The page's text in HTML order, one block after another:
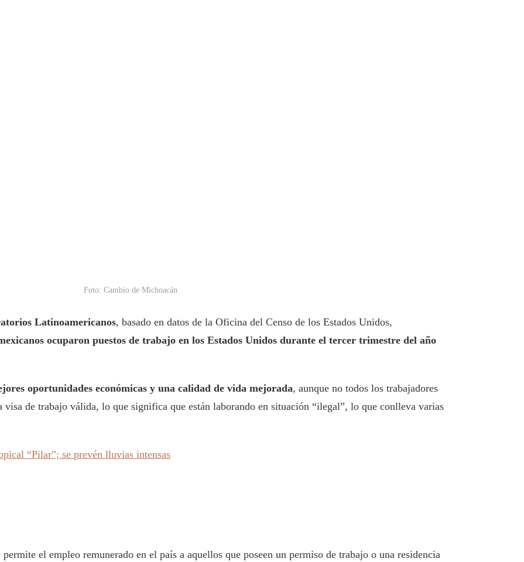
Foto: Cambio de Michoacán
Latinoamericanos, basado en datos de la Oficina del Censo de los Estados Unidos,
ocuparon puestos de trabajo en los Estados Unidos durante el tercer trimestre del año
oportunidades económicas y una calidad de vida mejorada, aunque no todos los trabajadores
visa de trabajo válida, lo que significa que están laborando en situación “ilegal”, lo que conlleva varias
“Pilar”; se prevén lluvias intensas
el empleo remunerado en el país a aquellos que poseen un permiso de trabajo o una residencia